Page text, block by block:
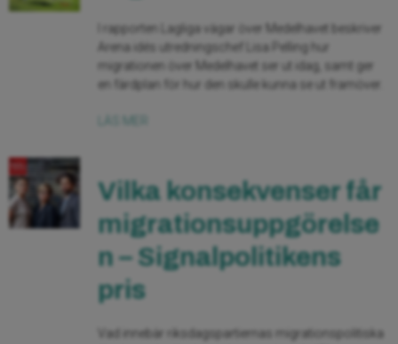
I rapporten Lagliga vägar över Medelhavet beskriver
Arena idés utredningschef Lisa Pelling hur
migrationen över Medelhavet ser ut idag, samt ger
en färdplan för hur den skulle kunna se ut framöver.
Vilka konsekvenser får
migrationsuppgörelse
n – Signalpolitikens
pris
Vad innebär riksdagspartiernas migrationspolitiska